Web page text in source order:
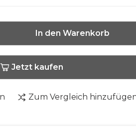
In den Warenkorb
Jetzt kaufen
Zum Vergleich